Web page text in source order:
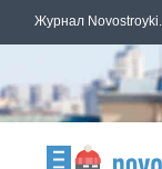
Журнал